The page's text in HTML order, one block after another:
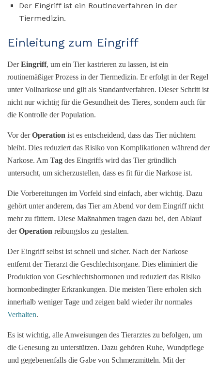
Der Eingriff ist ein Routineverfahren in der
Tiermedizin.
Einleitung zum Eingriff
DerEingriff, um ein Tier kastrieren zu lassen, ist ein
routinemäßiger Prozess in der Tiermedizin. Er erfolgt in der Regel
unter Vollnarkose und gilt als Standardverfahren. Dieser Schritt ist
nicht nur wichtig für die Gesundheit des Tieres, sondern auch für
die Kontrolle der Population.
Vor derOperation ist es entscheidend, dass das Tier nüchtern
bleibt. Dies reduziert das Risiko von Komplikationen während der
Narkose. Am Tag des Eingriffs wird das Tier gründlich
untersucht, um sicherzustellen, dass es fit für die Narkose ist.
Die Vorbereitungen im Vorfeld sind einfach, aber wichtig. Dazu
gehört unter anderem, das Tier am Abend vor dem Eingriff nicht
mehr zu füttern. Diese Maßnahmen tragen dazu bei, den Ablauf
derOperation reibungslos zu gestalten.
Der Eingriff selbst ist schnell und sicher. Nach der Narkose
entfernt der Tierarzt die Geschlechtsorgane. Dies eliminiert die
Produktion von Geschlechtshormonen und reduziert das Risiko
hormonbedingter Erkrankungen. Die meisten Tiere erholen sich
innerhalb weniger Tage und zeigen bald wieder ihr normales
Verhalten.
Es ist wichtig, alle Anweisungen des Tierarztes zu befolgen, um
die Genesung zu unterstützen. Dazu gehören Ruhe, Wundpflege
und gegebenenfalls die Gabe von Schmerzmitteln. Mit der